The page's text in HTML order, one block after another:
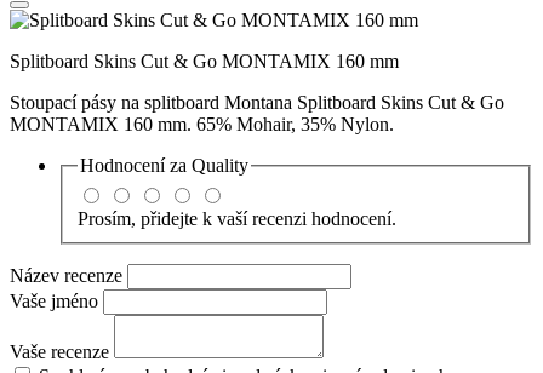
Splitboard Skins Cut & Go MONTAMIX 160 mm
Stoupací pásy na splitboard Montana Splitboard Skins Cut & Go
MONTAMIX 160 mm. 65% Mohair, 35% Nylon.
Hodnocení za Quality
Prosím, přidejte k vaší recenzi hodnocení.
Název recenze
Vaše jméno
Vaše recenze